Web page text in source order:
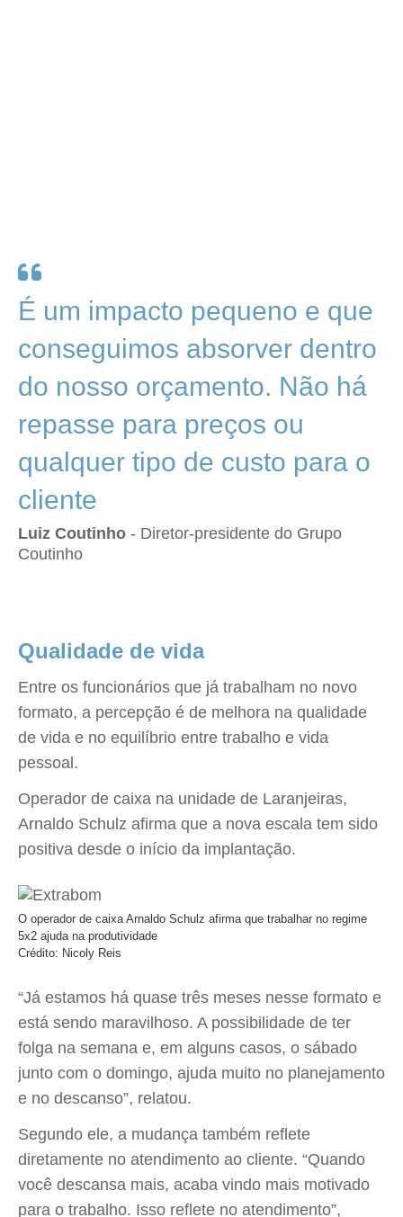
É um impacto pequeno e que
conseguimos absorver dentro
do nosso orçamento. Não há
repasse para preços ou
qualquer tipo de custo para o
cliente
Luiz Coutinho - Diretor-presidente do Grupo
Coutinho
Qualidade de vida
Entre os funcionários que já trabalham no novo
formato, a percepção é de melhora na qualidade
de vida e no equilíbrio entre trabalho e vida
pessoal.
Operador de caixa na unidade de Laranjeiras,
Arnaldo Schulz afirma que a nova escala tem sido
positiva desde o início da implantação.
O operador de caixa Arnaldo Schulz afirma que trabalhar no regime
5x2 ajuda na produtividade
Crédito: Nicoly Reis
“Já estamos há quase três meses nesse formato e
está sendo maravilhoso. A possibilidade de ter
folga na semana e, em alguns casos, o sábado
junto com o domingo, ajuda muito no planejamento
e no descanso”, relatou.
Segundo ele, a mudança também reflete
diretamente no atendimento ao cliente. “Quando
você descansa mais, acaba vindo mais motivado
para o trabalho. Isso reflete no atendimento”,